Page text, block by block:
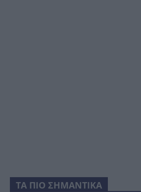
ΤΑ ΠΙΟ ΣΗΜΑΝΤΙΚΑ